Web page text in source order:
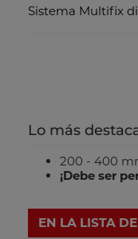
Sistema Multifix
Lo más
200 - 400
¡Debe ser
EN LA LISTA